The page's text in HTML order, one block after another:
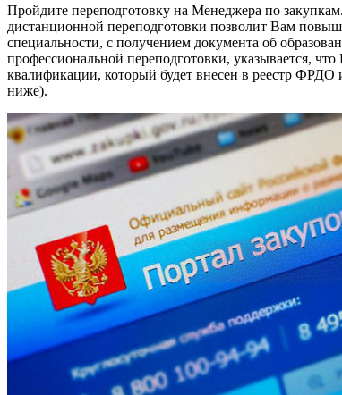
Пройдите переподготовку на Менеджера по
дистанционной переподготовки позволит Вам
специальности, с получением документа об
профессиональной переподготовки, указывается,
квалификации, который будет внесен в реестр ФРДО
ниже).